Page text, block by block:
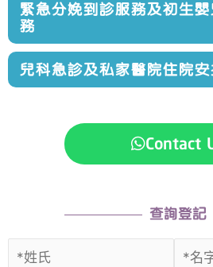
緊急分娩到診服務及初生
務
兒科急診及私家醫院住院安
Contact
查詢登記